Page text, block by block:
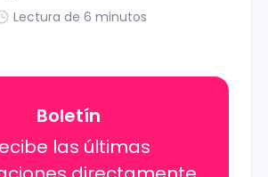
Lectura de 6 minutos
Boletín
las últimas